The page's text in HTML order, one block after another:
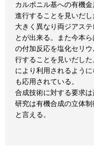
カルボニル基への有機
進行することを見いだ
大きく異なり両ジアス
とが出来る。また今本
の付加反応を塩化セリ
行することを見いだし
により利用されるよう
も応用されている。
合成技術に対する要求
研究は有機合成の立体
と言える。